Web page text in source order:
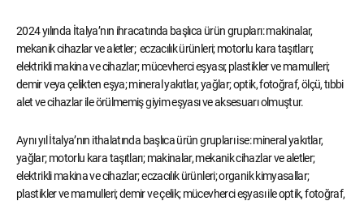
2024 yılında İtalya’nın ihracatında başlıca ürün grupları: makinalar,
mekanik cihazlar ve aletler; eczacılık ürünleri; motorlu kara taşıtları;
elektrikli makina ve cihazlar; mücevherci eşyası; plastikler ve mamulleri;
demir veya çelikten eşya; mineral yakıtlar, yağlar; optik, fotoğraf, ölçü, tıbbi
alet ve cihazlar ile örülmemiş giyim eşyası ve aksesuarı olmuştur.
Aynı yıl İtalya’nın ithalatında başlıca ürün grupları ise: mineral yakıtlar,
yağlar; motorlu kara taşıtları; makinalar, mekanik cihazlar ve aletler;
elektrikli makina ve cihazlar; eczacılık ürünleri; organik kimyasallar;
plastikler ve mamulleri; demir ve çelik; mücevherci eşyası ile optik, fotoğraf,